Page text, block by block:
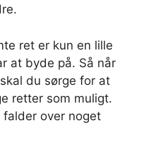
ret er kun en lille
at byde på. Så når
du sørge for at
retter som muligt.
over noget